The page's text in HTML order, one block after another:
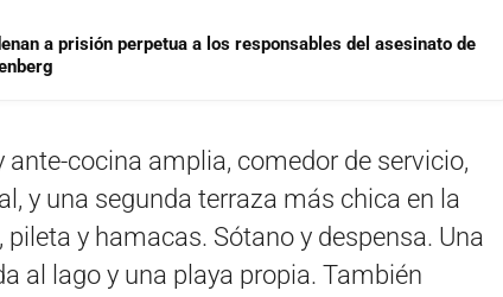
a prisión perpetua a los responsables del asesinato de
ante-cocina amplia, comedor de servicio,
y una segunda terraza más chica en la
y hamacas. Sótano y despensa. Una
al lago y una playa propia. También